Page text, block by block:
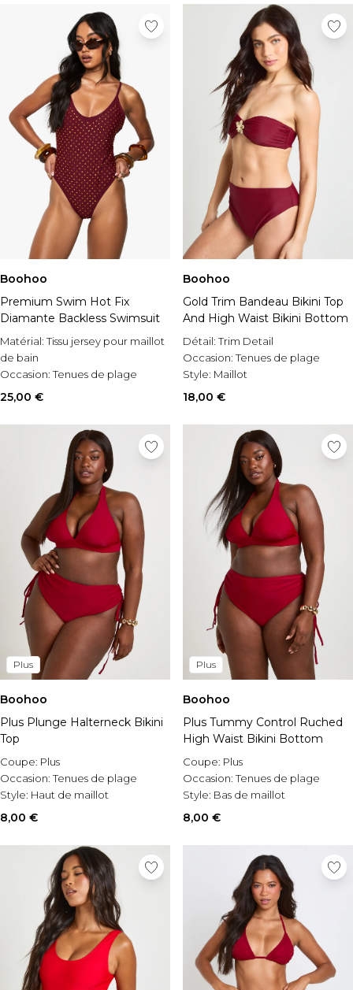
Boohoo
Premium Swim Hot Fix
Diamante Backless Swimsuit
Matérial:Tissu jersey pour maillot
de bain
Occasion:Tenues de plage
Style: Maillot de bain à col rond
25,00 €
Boohoo
Gold Trim Bandeau Bikini Top
And High Waist Bikini Bottom
Détail:Trim Detail
Occasion:Tenues de plage
Style: Maillot
18,00 €
Plus
Boohoo
Plus Plunge Halterneck Bikini
Top
Coupe: Plus
Occasion:Tenues de plage
Style: Haut de maillot
8,00 €
Plus
Boohoo
Plus Tummy Control Ruched
High Waist Bikini Bottom
Coupe: Plus
Occasion:Tenues de plage
Style: Bas de maillot
8,00 €